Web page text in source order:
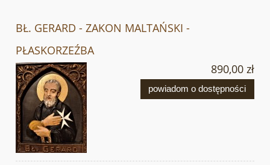
BŁ. GERARD - ZAKON MALTAŃSKI -
PŁASKORZEŹBA
890,00 zł
powiadom o dostępności